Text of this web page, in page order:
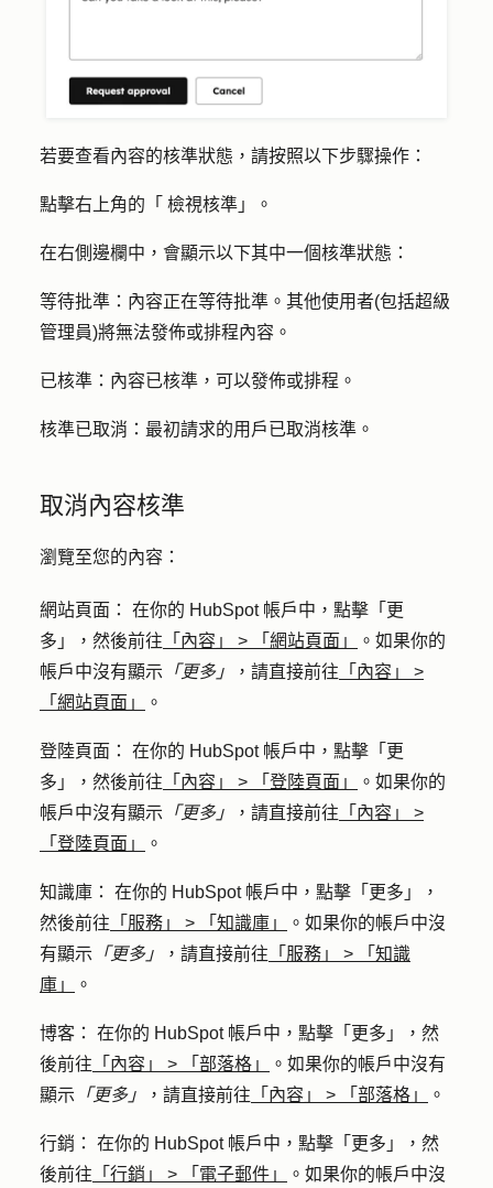
若要查看內容的核準狀態，請按照以下步驟操作：
點擊右上角的「 檢視核準 」。
在右側邊欄中，會顯示以下其中一個核準狀態：
等待批準 ：內容正在等待批準。其他使用者(包括超級
管理員)將無法發佈或排程內容。
已核準 ：內容已核準，可以發佈或排程。
核準已取消 ：最初請求的用戶已取消核準。
取消內容核準
瀏覽至您的內容：
網站頁面 ： 在你的 HubSpot 帳戶中，點擊 「更
多」
，然後前往 「內容」 > 「網站頁面」
。如果你的
帳戶中沒有顯示 「更多」 ，請直接前往 「內容」
>
「網站頁面」
。
登陸頁面 ： 在你的 HubSpot 帳戶中，點擊 「更
多」
，然後前往 「內容」 > 「登陸頁面」
。如果你的
帳戶中沒有顯示 「更多」 ，請直接前往 「內容」
>
「登陸頁面」
。
知識庫 ： 在你的 HubSpot 帳戶中，點擊 「更多」
，
然後前往 「服務」 > 「知識庫」
。如果你的帳戶中沒
有顯示 「更多」 ，請直接前往 「服務」 >
「知識
庫」
。
博客 ： 在你的 HubSpot 帳戶中，點擊 「更多」
，然
後前往 「內容」 > 「部落格」
。如果你的帳戶中沒有
顯示 「更多」 ，請直接前往 「內容」 > 「部落格」 。
行銷 ： 在你的 HubSpot 帳戶中，點擊 「更多」
，然
後前往 「行銷」 > 「電子郵件」 。如果你的帳戶中沒